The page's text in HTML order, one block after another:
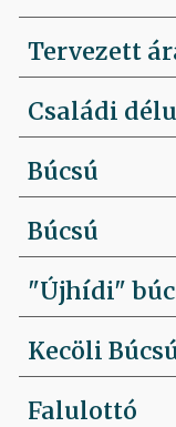
Tervezett
Családi
Búcsú
Búcsú
"Újhídi"
Kecöli
Falulottó